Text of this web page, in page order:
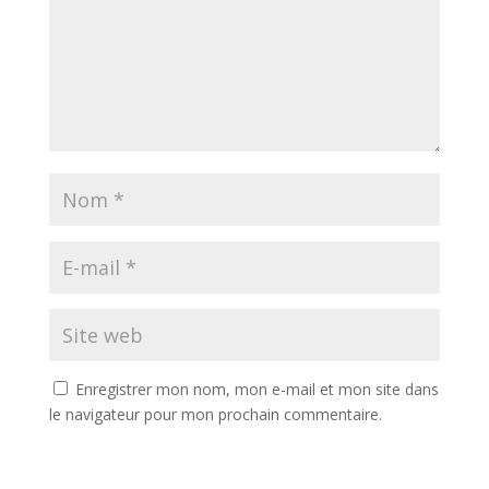
Enregistrer mon nom, mon e-mail et mon site dans
le navigateur pour mon prochain commentaire.